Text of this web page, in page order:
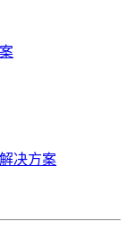
决方案